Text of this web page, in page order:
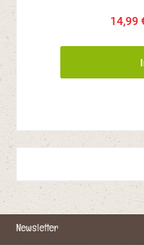
14,99
Newsletter